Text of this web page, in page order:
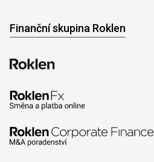
Finanční skupina Roklen